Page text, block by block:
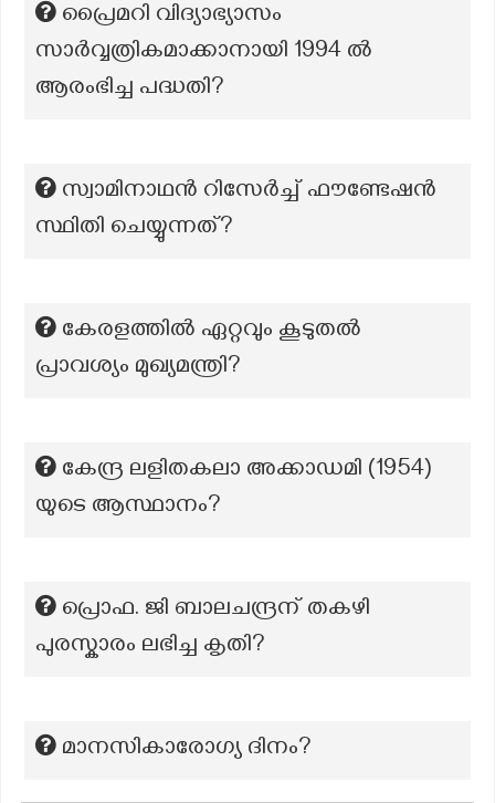
പ്രൈമറി വിദ്യാഭ്യാസം
സാർവ്വത്രികമാക്കാനായി 1994 ൽ
ആരംഭിച്ച പദ്ധതി?
സ്വാമിനാഥൻ റിസേർച്ച് ഫൗണ്ടേഷൻ
സ്ഥിതി ചെയ്യുന്നത്?
കേരളത്തിൽ ഏറ്റവും കൂടുതൽ
പ്രാവശ്യം മുഖ്യമന്ത്രി?
കേന്ദ്ര ലളിതകലാ അക്കാഡമി (1954)
യുടെ ആസ്ഥാനം?
പ്രൊഫ. ജി ബാലചന്ദ്രന് തകഴി
പുരസ്കാരം ലഭിച്ച കൃതി?
മാനസികാരോഗ്യ ദിനം?